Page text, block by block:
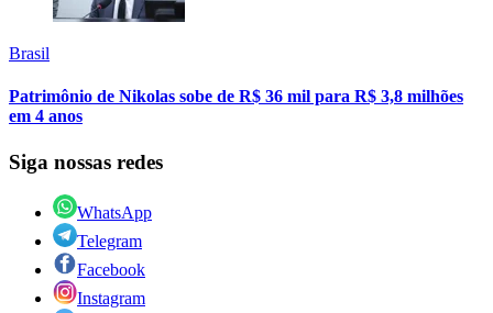
Brasil
Patrimônio de Nikolas sobe de R$ 36 mil para R$ 3,8 milhões
em 4 anos
Siga nossas redes
WhatsApp
Telegram
Facebook
Instagram